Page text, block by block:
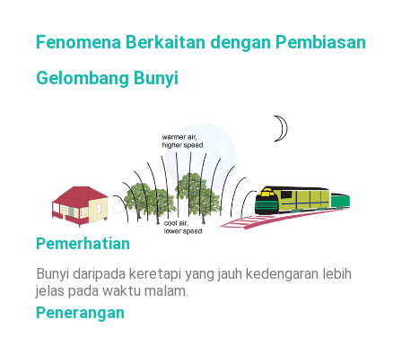
Fenomena Berkaitan dengan Pembiasan
Gelombang Bunyi
Pemerhatian
Bunyi daripada keretapi yang jauh kedengaran lebih
jelas pada waktu malam.
Penerangan